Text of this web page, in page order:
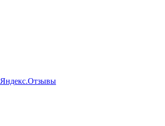
Яндекс.Отзывы